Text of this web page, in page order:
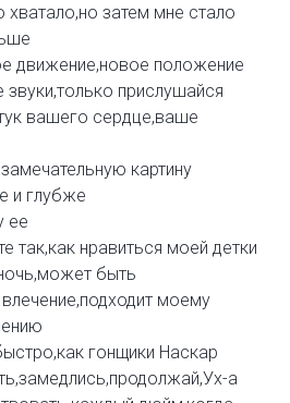
хватало,но затем мне стало
движение,новое положение
прислушайся
вашего сердце,ваше
картину
и глубже
ее
так,как нравиться моей детки
быть
моему
гонщики Наскар
а